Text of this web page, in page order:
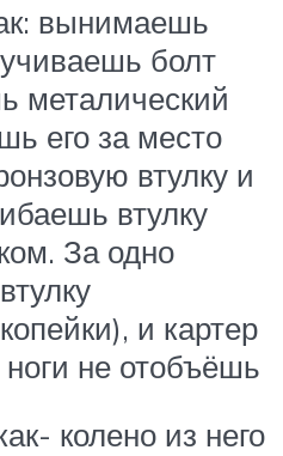
вынимаешь
болт
металический
его за место
втулку и
втулку
За одно
и картер
не отобъёшь
колено из него